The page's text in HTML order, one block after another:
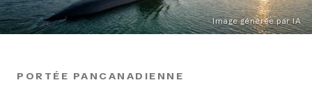
Image générée par IA
PORTÉE PANCANADIENNE